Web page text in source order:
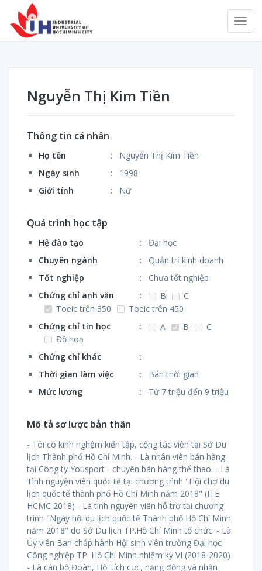
Nguyễn Thị Kim Tiền
Thông tin cá nhân
Họ tên :
Nguyễn Thị Kim Tiền
Ngày sinh
:
1998
Giới tính
: Nữ
Quá trình học tập
Hệ đào tạo :
Đại học
Chuyên ngành
:
Quản trị kinh doanh
Tốt nghiệp
:
Chưa tốt nghiệp
Chứng chỉ anh văn
: B
C
Toeic trên 350
Toeic trên 450
Chứng chỉ tin học
: A B
C
Đồ hoạ
Chứng chỉ khác
:
Thời gian làm việc
:
Bán thời gian
Mức lương
: Từ 7 triệu đến 9 triệu
Mô tả sơ lược bản thân
- Tôi có kinh nghệm kiến tập, cộng tác viên tại Sở Du
lịch Thành phố Hồ Chí Minh. - Là nhân viên bán hàng
tại Công ty Yousport - chuyên bán hàng thể thao. - Là
Tình nguyện viên quốc tế tại chương trình "Hội chợ du
lịch quốc tế thành phố Hồ Chí Minh năm 2018" (ITE
HCMC 2018) - Là tình nguyên viên hỗ trợ tại chương
trình "Ngày hội du lịch quốc tế Thành phố Hồ Chí Minh
năm 2018" do Sở Du lịch TP.Hồ Chí Minh tổ chức. - Là
Ủy viên Ban chấp hành Hội sinh viên trường Đại học
Công nghiệp TP. Hồ Chí Minh nhiệm kỳ VI (2018-2020)
- Là cán bộ Đoàn, Hội tích cực, năng động và nhận